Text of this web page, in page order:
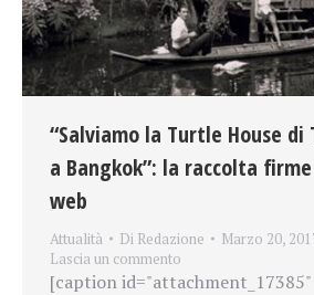
“Salviamo la Turtle House di
a Bangkok”: la raccolta
web
Attualità Di Redazione
Marzo 20,
Lascia un commento
[caption id="attachment_17385"